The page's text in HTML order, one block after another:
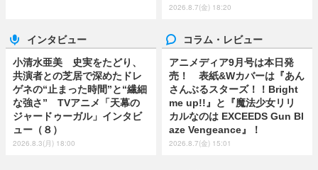
2026.8.7(金) 18:20
インタビュー
小清水亜美 史実をたどり、
共演者との芝居で深めたドレ
ゲネの“止まった時間”と“繊細
な強さ” TVアニメ「天幕の
ジャードゥーガル」インタビ
ュー（８）
2026.8.3(月) 18:00
コラム・レビュー
アニメディア9月号は本日発
売！ 表紙&Wカバーは『あん
さんぶるスターズ！！Bright
me up!!』と『魔法少女リリ
カルなのは EXCEEDS Gun Bl
aze Vengeance』！
2026.8.7(金) 15:01